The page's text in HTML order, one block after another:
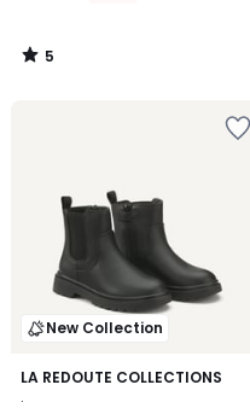
5
/
New Collection
LA REDOUTE COLLECTIONS
.